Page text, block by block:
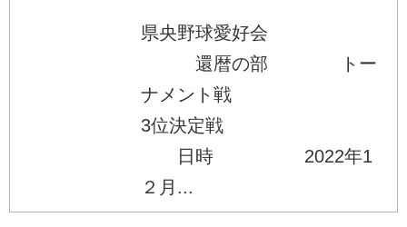
県央野球愛好会
還暦の部 トー
ナメント戦
3位決定戦
日時 2022年1
２月...